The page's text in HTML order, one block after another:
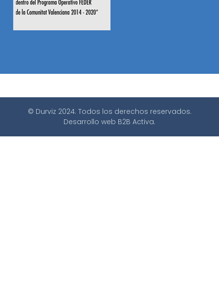
© Durviz 2024. Todos los derechos reservados.
Desarrollo web B2B Activa.